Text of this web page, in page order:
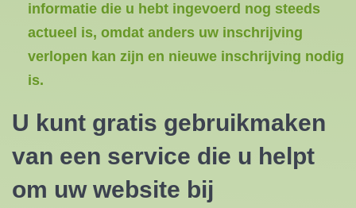
informatie die u hebt ingevoerd nog steeds
actueel is, omdat anders uw inschrijving
verlopen kan zijn en nieuwe inschrijving nodig
is.
U kunt gratis gebruikmaken
van een service die u helpt
om uw website bij